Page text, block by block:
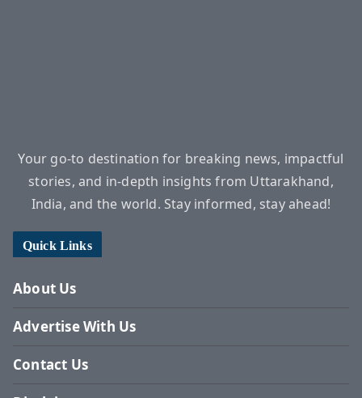
Your go-to destination for breaking news, impactful
stories, and in-depth insights from Uttarakhand,
India, and the world. Stay informed, stay ahead!
Quick Links
About Us
Advertise With Us
Contact Us